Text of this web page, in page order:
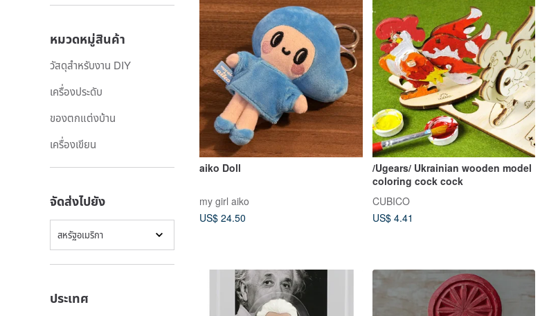
หมวดหมู่สินค้า
วัสดุสำหรับงาน DIY
เครื่องประดับ
ของตกแต่งบ้าน
เครื่องเขียน
จัดส่งไปยัง
สหรัฐอเมริกา
ประเทศ
aiko Doll
my girl aiko
US$ 24.50
/Ugears/ Ukrainian wooden model
coloring cock cock
CUBICO
US$ 4.41